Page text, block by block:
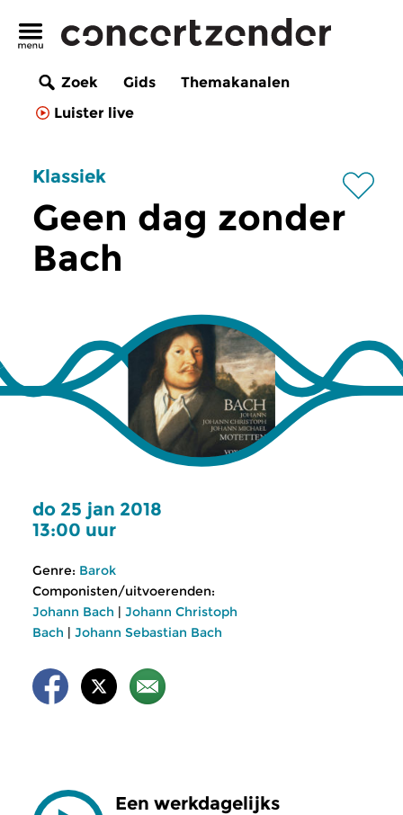
Zoek Gids
Themakanalen
Luister live
Klassiek
Geen dag zonder
Bach
do 25 jan 2018
13:00 uur
Genre: Barok
Componisten/uitvoerenden:
Johann Bach | Johann Christoph
Bach | Johann Sebastian Bach
Een werkdagelijks